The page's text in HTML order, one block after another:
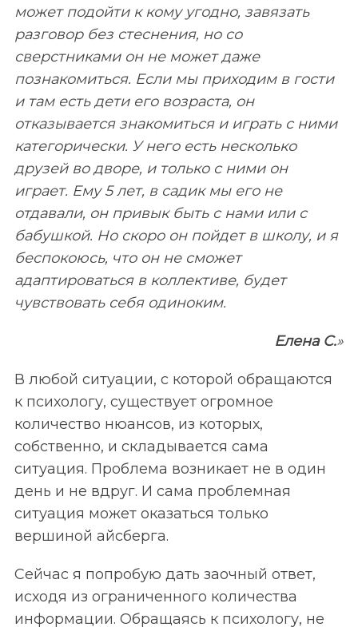
может подойти к кому угодно, завязать
разговор без стеснения, но со
сверстниками он не может даже
познакомиться. Если мы приходим в гости
и там есть дети его возраста, он
отказывается знакомиться и играть с ними
категорически. У него есть несколько
друзей во дворе, и только с ними он
играет. Ему 5 лет, в садик мы его не
отдавали, он привык быть с нами или с
бабушкой. Но скоро он пойдет в школу, и я
беспокоюсь, что он не сможет
адаптироваться в коллективе, будет
чувствовать себя одиноким.
Елена С.»
В любой ситуации, с которой обращаются
к психологу, существует огромное
количество нюансов, из которых,
собственно, и складывается сама
ситуация. Проблема возникает не в один
день и не вдруг. И сама проблемная
ситуация может оказаться только
вершиной айсберга.
Сейчас я попробую дать заочный ответ,
исходя из ограниченного количества
информации. Обращаясь к психологу, не